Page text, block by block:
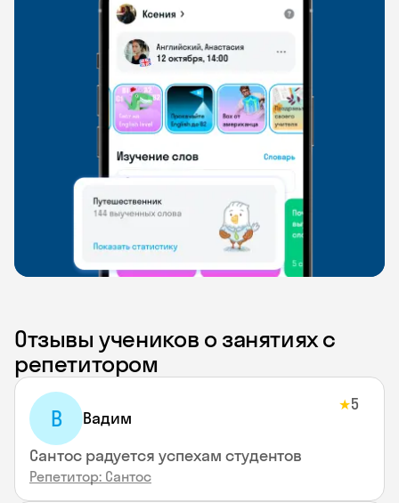
Отзывы учеников о занятиях с
репетитором
В Вадим
★5
Сантос радуется успехам студентов
Репетитор: Сантос